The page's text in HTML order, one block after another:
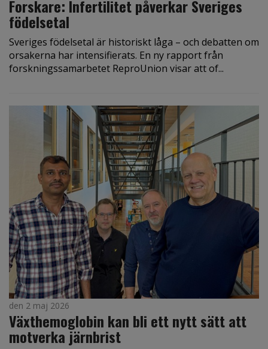
Forskare: Infertilitet påverkar Sveriges
födelsetal
Sveriges födelsetal är historiskt låga – och debatten om
orsakerna har intensifierats. En ny rapport från
forskningssamarbetet ReproUnion visar att of...
den 2 maj 2026
Växthemoglobin kan bli ett nytt sätt att
motverka järnbrist